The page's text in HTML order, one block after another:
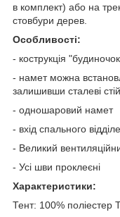
в комплект) або на
стовбури дерев.
Особливості:
- кострукція
- намет можна
залишивши сталеві
- одношаровий намет
- вхід спального
- Великий
- Усі шви проклеєні
Характеристики:
Тент: 100% поліестер